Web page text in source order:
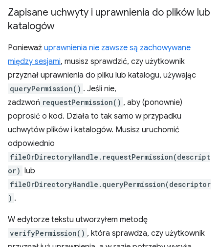
Zapisane uchwyty i uprawnienia do plików lub
katalogów
Ponieważ uprawnienia nie zawsze są zachowywane
między sesjami, musisz sprawdzić, czy użytkownik
przyznał uprawnienia do pliku lub katalogu, używając
queryPermission() . Jeśli nie,
zadzwoń requestPermission() , aby (ponownie)
poprosić o kod. Działa to tak samo w przypadku
uchwytów plików i katalogów. Musisz uruchomić
odpowiednio
fileOrDirectoryHandle.requestPermission(descript
or) lub
fileOrDirectoryHandle.queryPermission(descriptor
) .
W edytorze tekstu utworzyłem metodę
verifyPermission() , która sprawdza, czy użytkownik